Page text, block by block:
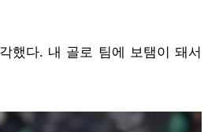
했다. 내 골로 팀에 보탬이 돼서